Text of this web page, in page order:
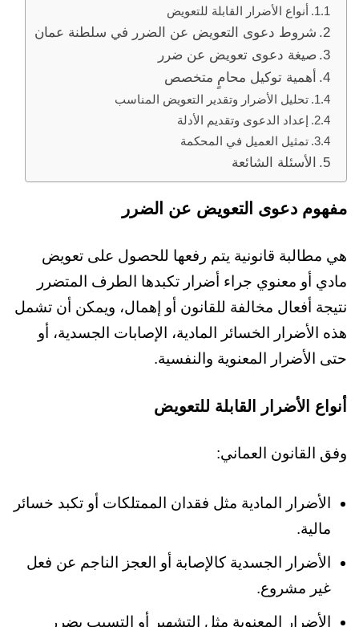
أنواع الأضرار القابلة للتعويض
شروط دعوى التعويض عن الضرر في سلطنة عمان
صيغة دعوى تعويض عن ضرر
أهمية توكيل محامٍ متخصص
تحليل الأضرار وتقدير التعويض المناسب
إعداد الدعوى وتقديم الأدلة
تمثيل العميل في المحكمة
الأسئلة الشائعة
مفهوم دعوى التعويض عن الضرر
هي مطالبة قانونية يتم رفعها للحصول على تعويض
مادي أو معنوي جراء أضرار تكبدها الطرف المتضرر
نتيجة أفعال مخالفة للقانون أو إهمال، ويمكن أن تشمل
هذه الأضرار الخسائر المادية، الإصابات الجسدية، أو
حتى الأضرار المعنوية والنفسية.
أنواع الأضرار القابلة للتعويض
وفق القانون العماني:
الأضرار المادية مثل فقدان الممتلكات أو تكبد خسائر
مالية.
الأضرار الجسدية كالإصابة أو العجز الناجم عن فعل
غير مشروع.
الأضرار المعنوية مثل التشهير أو التسبب بضرر